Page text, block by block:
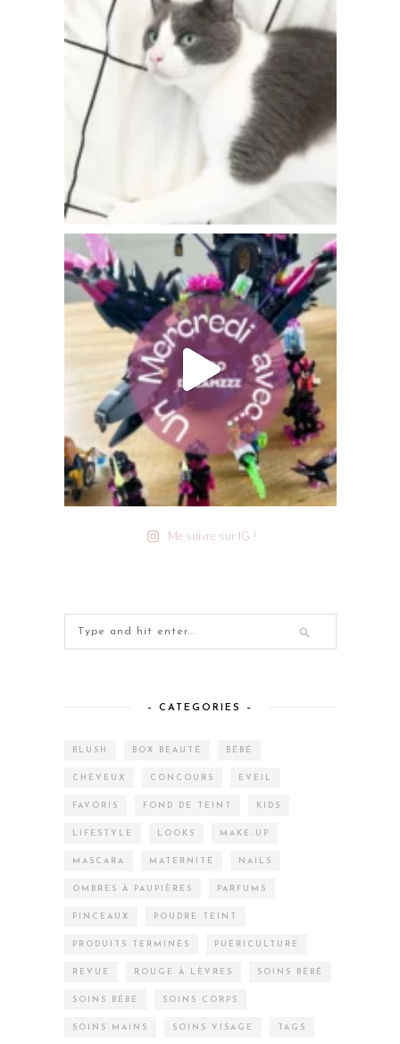
Me suivre sur IG !
– CATEGORIES –
BLUSH BOX BEAUTÉ BÉBÉ
CHEVEUX CONCOURS EVEIL
FAVORIS FOND DE TEINT KIDS
LIFESTYLE LOOKS MAKE-UP
MASCARA MATERNITÉ NAILS
OMBRES À PAUPIÈRES PARFUMS
PINCEAUX POUDRE TEINT
PRODUITS TERMINÉS PUÉRICULTURE
REVUE ROUGE À LÈVRES SOINS BÉBÉ
SOINS BÉBÉ SOINS CORPS
SOINS MAINS SOINS VISAGE TAGS